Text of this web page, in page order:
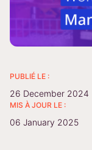
PUBLIÉ LE :
26 December 2024
MIS À JOUR LE :
06 January 2025